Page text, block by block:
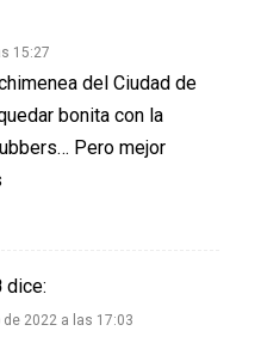
15:27
del Ciudad de
bonita con la
Pero mejor
dice:
de 2022 a las 17:03